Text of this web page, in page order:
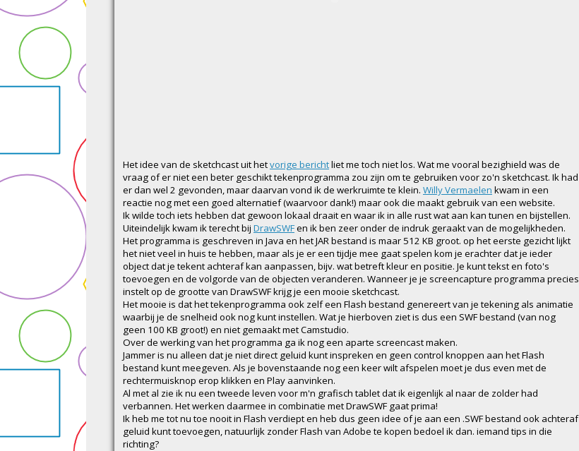
Het idee van de sketchcast uit hetvorige berichtliet me toch niet los. Wat me vooral bezighield was de
vraag of er niet een beter geschikt tekenprogramma zou zijn om te gebruiken voor zo'n sketchcast. Ik had
er dan wel 2 gevonden, maar daarvan vond ik de werkruimte te klein. Willy Vermaelen kwam in een
reactie nog met een goed alternatief (waarvoor dank!) maar ook die maakt gebruik van een website.
Ik wilde toch iets hebben dat gewoon lokaal draait en waar ik in alle rust wat aan kan tunen en bijstellen.
Uiteindelijk kwam ik terecht bij DrawSWFen ik ben zeer onder de indruk geraakt van de mogelijkheden.
Het programma is geschreven in Java en het JAR bestand is maar 512 KB groot. op het eerste gezicht lijkt
het niet veel in huis te hebben, maar als je er een tijdje mee gaat spelen kom je erachter dat je ieder
object dat je tekent achteraf kan aanpassen, bijv. wat betreft kleur en positie. Je kunt tekst en foto's
toevoegen en de volgorde van de objecten veranderen. Wanneer je je screencapture programma precies
instelt op de grootte van DrawSWF krijg je een mooie sketchcast.
Het mooie is dat het tekenprogramma ook zelf een Flash bestand genereert van je tekening als animatie
waarbij je de snelheid ook nog kunt instellen. Wat je hierboven ziet is dus een SWF bestand (van nog
geen 100 KB groot!) en niet gemaakt met Camstudio.
Over de werking van het programma ga ik nog een aparte screencast maken.
Jammer is nu alleen dat je niet direct geluid kunt inspreken en geen control knoppen aan het Flash
bestand kunt meegeven. Als je bovenstaande nog een keer wilt afspelen moet je dus even met de
rechtermuisknop erop klikken en Play aanvinken.
Al met al zie ik nu een tweede leven voor m'n grafisch tablet dat ik eigenlijk al naar de zolder had
verbannen. Het werken daarmee in combinatie met DrawSWF gaat prima!
Ik heb me tot nu toe nooit in Flash verdiept en heb dus geen idee of je aan een .SWF bestand ook achteraf
geluid kunt toevoegen, natuurlijk zonder Flash van Adobe te kopen bedoel ik dan. iemand tips in die
richting?